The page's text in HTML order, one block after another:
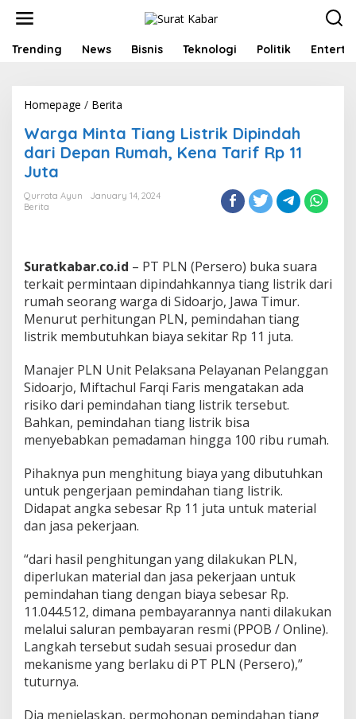
Trending News Bisnis Teknologi Politik
Homepage / Berita
r
g
a
i
n
i
a
n
g
L
i
t
r
i
k
D
i
p
n
d
a
h
d
r
i
D
e
p
a
n
R
u
Warga Minta Tiang Listrik Dipindah
dari Depan Rumah, Kena Tarif Rp 11
Juta
Qurrota Ayun
January 14, 2024
Berita
Suratkabar.co.id – PT PLN (Persero) buka suara
terkait permintaan dipindahkannya tiang listrik dari
rumah seorang warga di Sidoarjo, Jawa Timur.
Menurut perhitungan PLN, pemindahan tiang
listrik membutuhkan biaya sekitar Rp 11 juta.
Manajer PLN Unit Pelaksana Pelayanan Pelanggan
Sidoarjo, Miftachul Farqi Faris mengatakan ada
risiko dari pemindahan tiang listrik tersebut.
Bahkan, pemindahan tiang listrik bisa
menyebabkan pemadaman hingga 100 ribu rumah.
Pihaknya pun menghitung biaya yang dibutuhkan
untuk pengerjaan pemindahan tiang listrik.
Didapat angka sebesar Rp 11 juta untuk material
dan jasa pekerjaan.
“dari hasil penghitungan yang dilakukan PLN,
diperlukan material dan jasa pekerjaan untuk
pemindahan tiang dengan biaya sebesar Rp.
11.044.512, dimana pembayarannya nanti dilakukan
melalui saluran pembayaran resmi (PPOB / Online).
Langkah tersebut sudah sesuai prosedur dan
mekanisme yang berlaku di PT PLN (Persero),”
tuturnya.
Dia menjelaskan, permohonan pemindahan tiang